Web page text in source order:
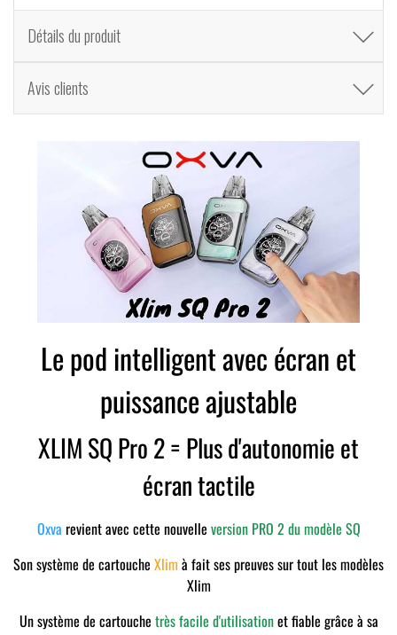
Détails du produit
Avis clients
Le pod intelligent avec écran et
puissance ajustable
XLIM SQ Pro 2 = Plus d'autonomie et
écran tactile
Oxva revient avec cette nouvelle version PRO 2 du modèle SQ
Son système de cartouche Xlim à fait ses preuves sur tout les modèles
Xlim
Un système de cartouche très facile d'utilisationet fiable grâce à sa